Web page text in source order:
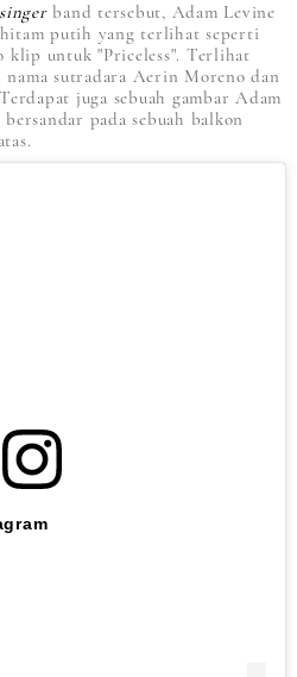
band tersebut, Adam Levine
putih yang terlihat seperti
untuk "Priceless". Terlihat
sutradara Aerin Moreno dan
juga sebuah gambar Adam
pada sebuah balkon